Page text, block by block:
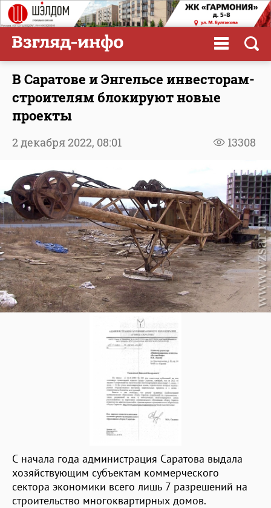
В Саратове и Энгельсе инвесторам-
строителям блокируют новые
проекты
13308
2 декабря 2022, 08:01
С начала года администрация Саратова выдала
хозяйствующим субъектам коммерческого
сектора экономики всего лишь 7 разрешений на
строительство многоквартирных домов.